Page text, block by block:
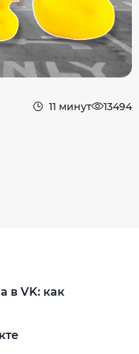
11 минут 13494
в VK: как